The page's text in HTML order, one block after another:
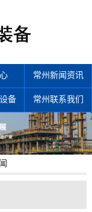
常州新闻资讯
备 常州联系我们